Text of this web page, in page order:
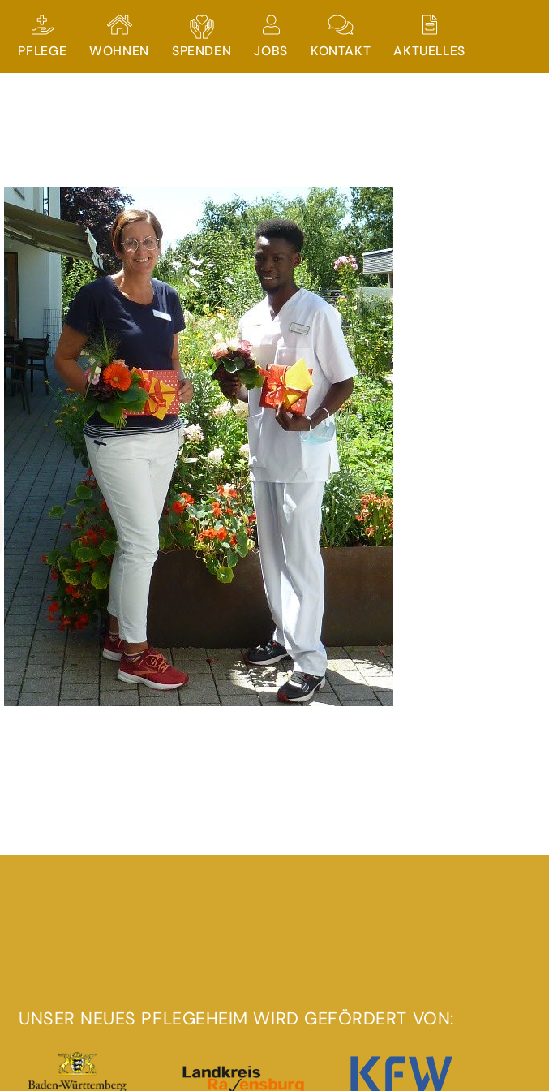
PFLEGE WOHNEN SPENDEN JOBS KONTAKT AKTUELLES
UNSER NEUES PFLEGEHEIM WIRD GEFÖRDERT VON: